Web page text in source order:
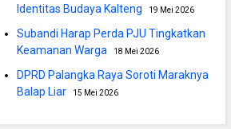
Identitas Budaya Kalteng
19 Mei 2026
Subandi Harap Perda PJU Tingkatkan
Keamanan Warga
18 Mei 2026
DPRD Palangka Raya Soroti Maraknya
Balap Liar
15 Mei 2026